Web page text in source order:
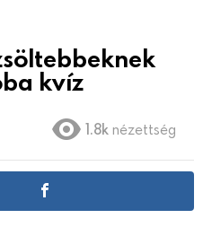
kvíz
1.8k nézettség